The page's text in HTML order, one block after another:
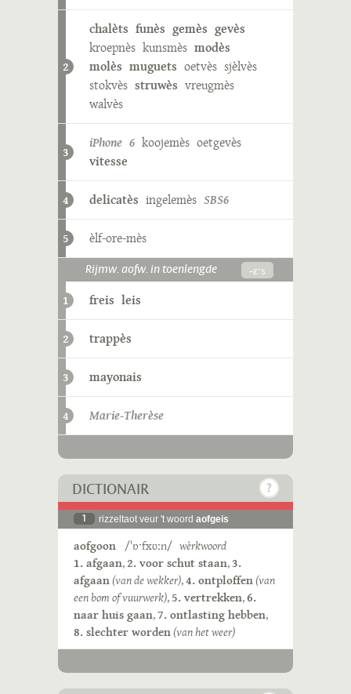
2
chalèts funès gemès gevès
kroepnès kunsmès modès
molès muguets oetvès sjèlvès
stokvès struwès vreugmès
walvès
3
iPhone 6 koojemès oetgevès
vitesse
4 delicatès ingelemès SBS6
5 èlf-ore-mès
Rijmw. aofw. in toenlengde -ɛˑs
1 freis leis
2 trappès
3 mayonais
4 Marie-Therèse
DICTIONAIR
1 rizzeltaot veur 't woord aofgeis
aofgoon /ˈɒˑfxʊːn/ wèrkwoord
1. afgaan,2. voor schut staan,3.
afgaan(van de wekker),4. ontploffen(van
een bom of vuurwerk),5. vertrekken,6.
naar huis gaan,7. ontlasting hebben,
8. slechter worden(van het weer)